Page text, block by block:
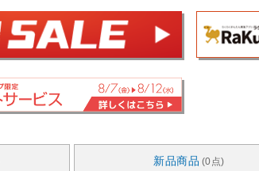
新品商品 (0点)